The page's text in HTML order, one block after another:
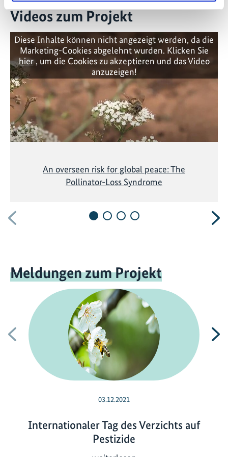
Videos zum Projekt
Vorherige
Diese Inhalte können nicht angezeigt werden, da die
Marketing-Cookies abgelehnt wurden. Klicken Sie
hier, um die Cookies zu akzeptieren und das Video
anzuzeigen!
An overseen risk for global peace: The
Pollinator-Loss Syndrome
Meldungen zum Projekt
Vorherige
03.12.2021
Internationaler Tag des Verzichts auf
Pestizide